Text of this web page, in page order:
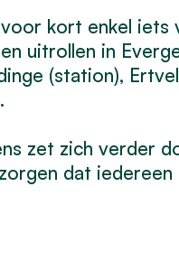
kort enkel iets
uitrollen in
(station),
zet zich verder
dat iedereen